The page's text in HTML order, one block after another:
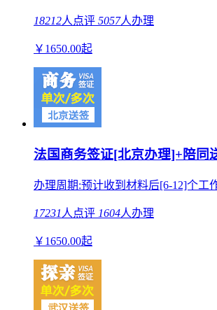
18212人点评 5057人办理
￥ 1650.00起
法国商务签证[北京办理]+陪同
办理周期:预计收到材料后[6-12]个工
17231 人点评 1604人办理
￥ 1650.00起